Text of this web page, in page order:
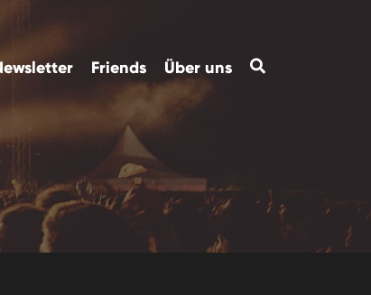
Friends Über uns